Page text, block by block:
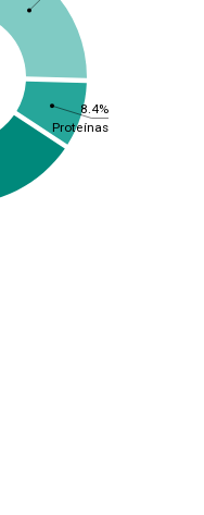
8.4%
Proteínas